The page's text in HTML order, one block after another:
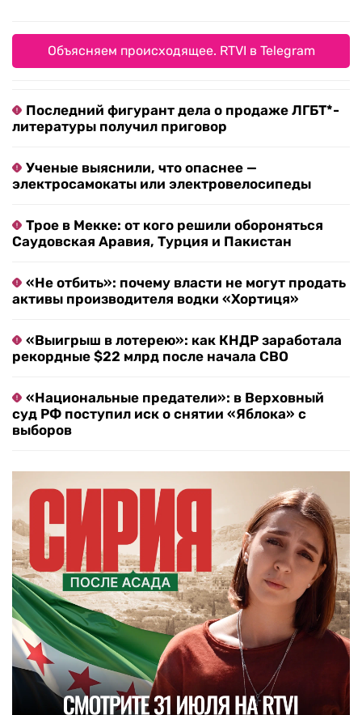
Объясняем происходящее. RTVI в Telegram
Последний фигурант дела о продаже ЛГБТ*-
литературы получил приговор
Ученые выяснили, что опаснее —
электросамокаты или электровелосипеды
Трое в Мекке: от кого решили обороняться
Саудовская Аравия, Турция и Пакистан
«Не отбить»: почему власти не могут продать
активы производителя водки «Хортиця»
«Выигрыш в лотерею»: как КНДР заработала
рекордные $22 млрд после начала СВО
«Национальные предатели»: в Верховный
суд РФ поступил иск о снятии «Яблока» с
выборов